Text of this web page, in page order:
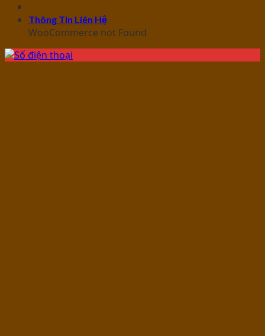
Thông Tin Liên Hệ
WooCommerce not Found